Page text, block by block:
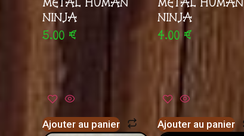
NINJA
5.00 €
Ajouter au panier
NINJA
4.00 €
Ajouter au panier